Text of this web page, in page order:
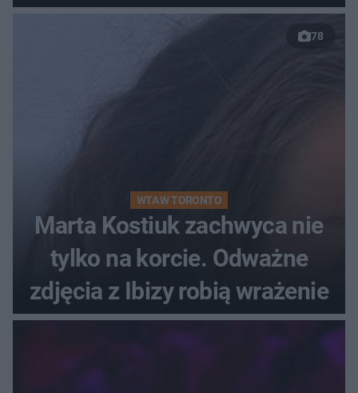
78
WTA W TORONTO
Marta Kostiuk zachwyca nie
tylko na korcie. Odważne
zdjęcia z Ibizy robią wrażenie